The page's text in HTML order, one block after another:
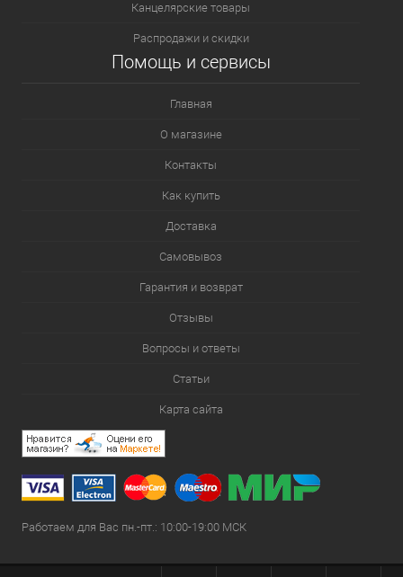
Канцелярские товары
Распродажи и скидки
Помощь и сервисы
Главная
О магазине
Контакты
Как купить
Доставка
Самовывоз
Гарантия и возврат
Отзывы
Вопросы и ответы
Статьи
Карта сайта
Работаем для Вас пн.-пт.: 10:00-19:00 МСК